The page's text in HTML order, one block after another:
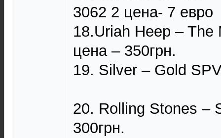
3062 2 цена- 7 евро
18.Uriah Heep –
цена – 350грн.
19. Silver – Gold
20. Rolling Stones –
300грн.